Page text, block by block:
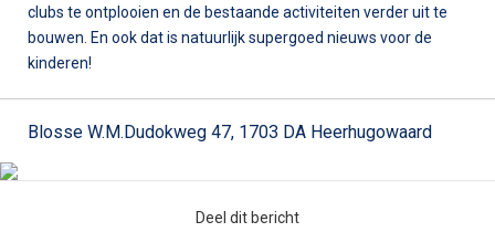
clubs te ontplooien en de bestaande activiteiten verder uit te
bouwen. En ook dat is natuurlijk supergoed nieuws voor de
kinderen!
Blosse W.M.Dudokweg 47, 1703 DA Heerhugowaard
Deel dit bericht